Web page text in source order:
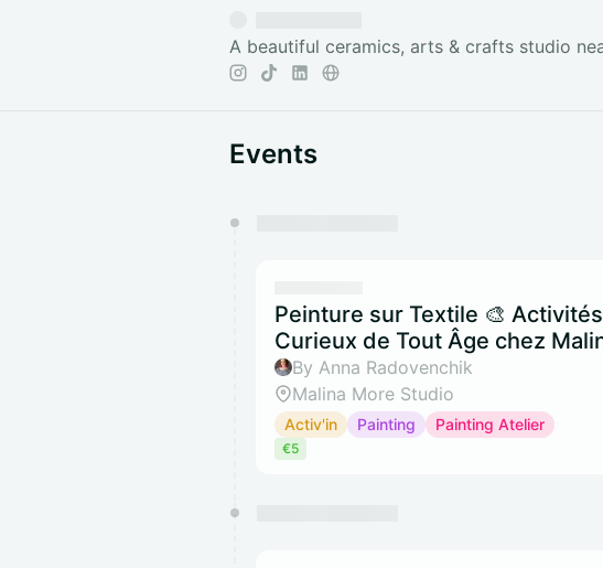
A beautiful ceramics, arts & crafts studio
Events
Peinture sur Textile 🎨
Curieux de Tout Âge chez
By Anna Radovenchik
Malina More Studio
Activ'in Painting Painting Atelier
€5